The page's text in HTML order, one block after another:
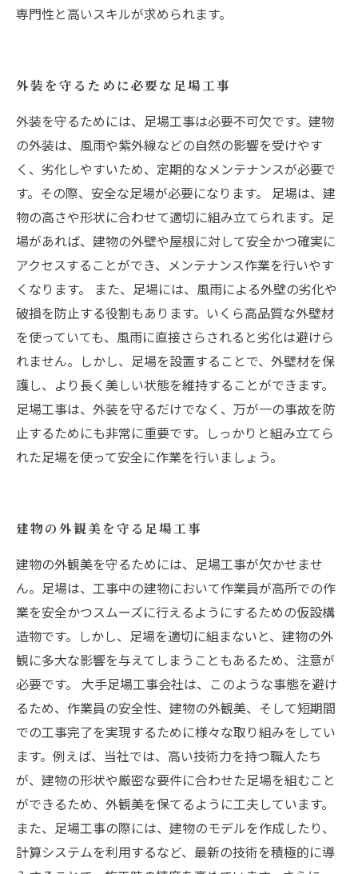
専門性と高いスキルが求められます。
外装を守るために必要な足場工事
外装を守るためには、足場工事は必要不可欠です。建物
の外装は、風雨や紫外線などの自然の影響を受けやす
く、劣化しやすいため、定期的なメンテナンスが必要で
す。その際、安全な足場が必要になります。 足場は、建
物の高さや形状に合わせて適切に組み立てられます。足
場があれば、建物の外壁や屋根に対して安全かつ確実に
アクセスすることができ、メンテナンス作業を行いやす
くなります。 また、足場には、風雨による外壁の劣化や
破損を防止する役割もあります。いくら高品質な外壁材
を使っていても、風雨に直接さらされると劣化は避けら
れません。しかし、足場を設置することで、外壁材を保
護し、より長く美しい状態を維持することができます。
足場工事は、外装を守るだけでなく、万が一の事故を防
止するためにも非常に重要です。しっかりと組み立てら
れた足場を使って安全に作業を行いましょう。
建物の外観美を守る足場工事
建物の外観美を守るためには、足場工事が欠かせませ
ん。足場は、工事中の建物において作業員が高所での作
業を安全かつスムーズに行えるようにするための仮設構
造物です。しかし、足場を適切に組まないと、建物の外
観に多大な影響を与えてしまうこともあるため、注意が
必要です。 大手足場工事会社は、このような事態を避け
るため、作業員の安全性、建物の外観美、そして短期間
での工事完了を実現するために様々な取り組みをしてい
ます。例えば、当社では、高い技術力を持つ職人たち
が、建物の形状や厳密な要件に合わせた足場を組むこと
ができるため、外観美を保てるように工夫しています。
また、足場工事の際には、建物のモデルを作成したり、
計算システムを利用するなど、最新の技術を積極的に導